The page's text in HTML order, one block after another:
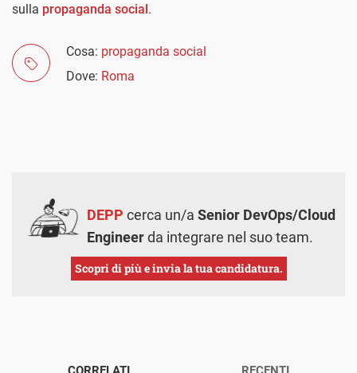
sulla propaganda social.
Cosa: propaganda social
Dove: Roma
DEPP cerca un/a Senior DevOps/Cloud
Engineerda integrare nel suo team.
Scopri di più e invia la tua candidatura.